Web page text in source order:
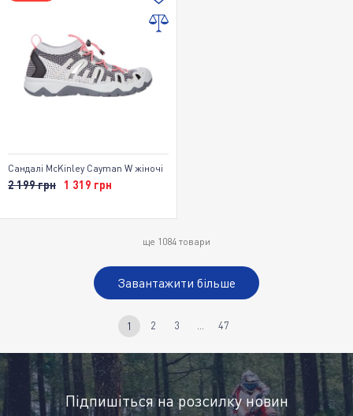
Сандалі McKinley Cayman W жіночі
2 199 грн 1 319 грн
ще 1084 товари
Завантажити більше
1 2 3 47
Підпишіться на розсилку новин